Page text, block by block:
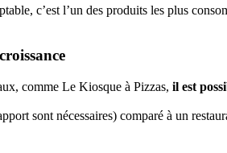
c’est l’un des produits les plus
comme Le Kiosque à Pizzas, il est
sont nécessaires) comparé à un